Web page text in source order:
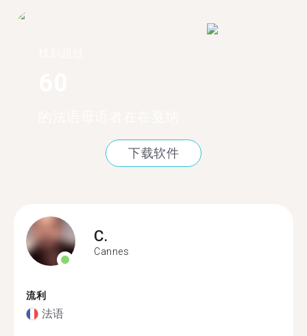
下载软件
C.
Cannes
流利
法语